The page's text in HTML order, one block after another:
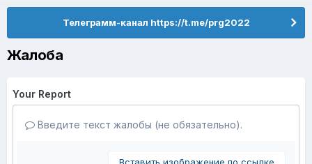
Телеграмм-канал https://t.me/prg2022
Жалоба
Your Report
Введите текст жалобы (не обязательно).